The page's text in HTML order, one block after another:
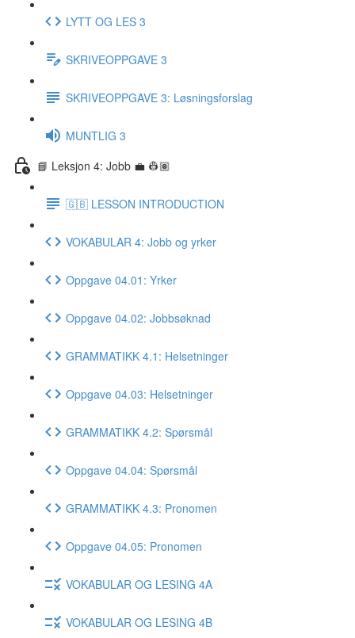
LYTT OG LES 3
SKRIVEOPPGAVE 3
SKRIVEOPPGAVE 3: Løsningsforslag
MUNTLIG 3
📘 Leksjon 4: Jobb 💼 👷🏽
🇬🇧 LESSON INTRODUCTION
VOKABULAR 4: Jobb og yrker
Oppgave 04.01: Yrker
Oppgave 04.02: Jobbsøknad
GRAMMATIKK 4.1: Helsetninger
Oppgave 04.03: Helsetninger
GRAMMATIKK 4.2: Spørsmål
Oppgave 04.04: Spørsmål
GRAMMATIKK 4.3: Pronomen
Oppgave 04.05: Pronomen
VOKABULAR OG LESING 4A
VOKABULAR OG LESING 4B